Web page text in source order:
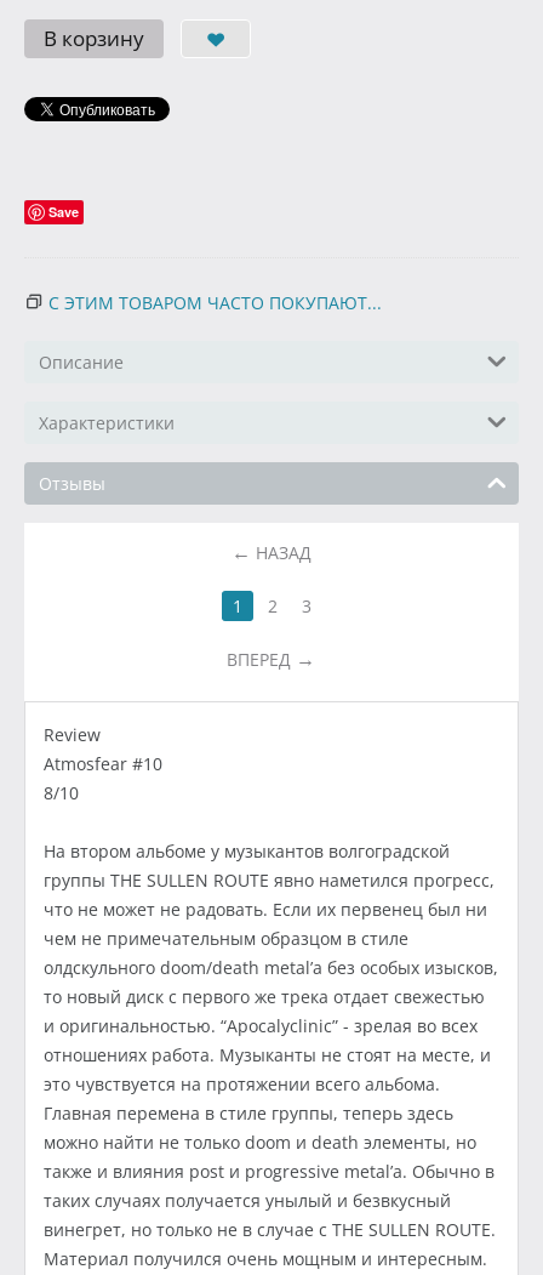
В корзину
Save
С ЭТИМ ТОВАРОМ ЧАСТО ПОКУПАЮТ...
Описание
Характеристики
Отзывы
НАЗАД
1 2 3
ВПЕРЕД
Review
Atmosfear #10
8/10
На втором альбоме у музыкантов волгоградской
группы THE SULLEN ROUTE явно наметился прогресс,
что не может не радовать. Если их первенец был ни
чем не примечательным образцом в стиле
олдскульного doom/death metal’a без особых изысков,
то новый диск с первого же трека отдает свежестью
и оригинальностью. “Apocalyclinic” - зрелая во всех
отношениях работа. Музыканты не стоят на месте, и
это чувствуется на протяжении всего альбома.
Главная перемена в стиле группы, теперь здесь
можно найти не только doom и death элементы, но
также и влияния post и progressive metal’a. Обычно в
таких случаях получается унылый и безвкусный
винегрет, но только не в случае с THE SULLEN ROUTE.
Материал получился очень мощным и интересным.